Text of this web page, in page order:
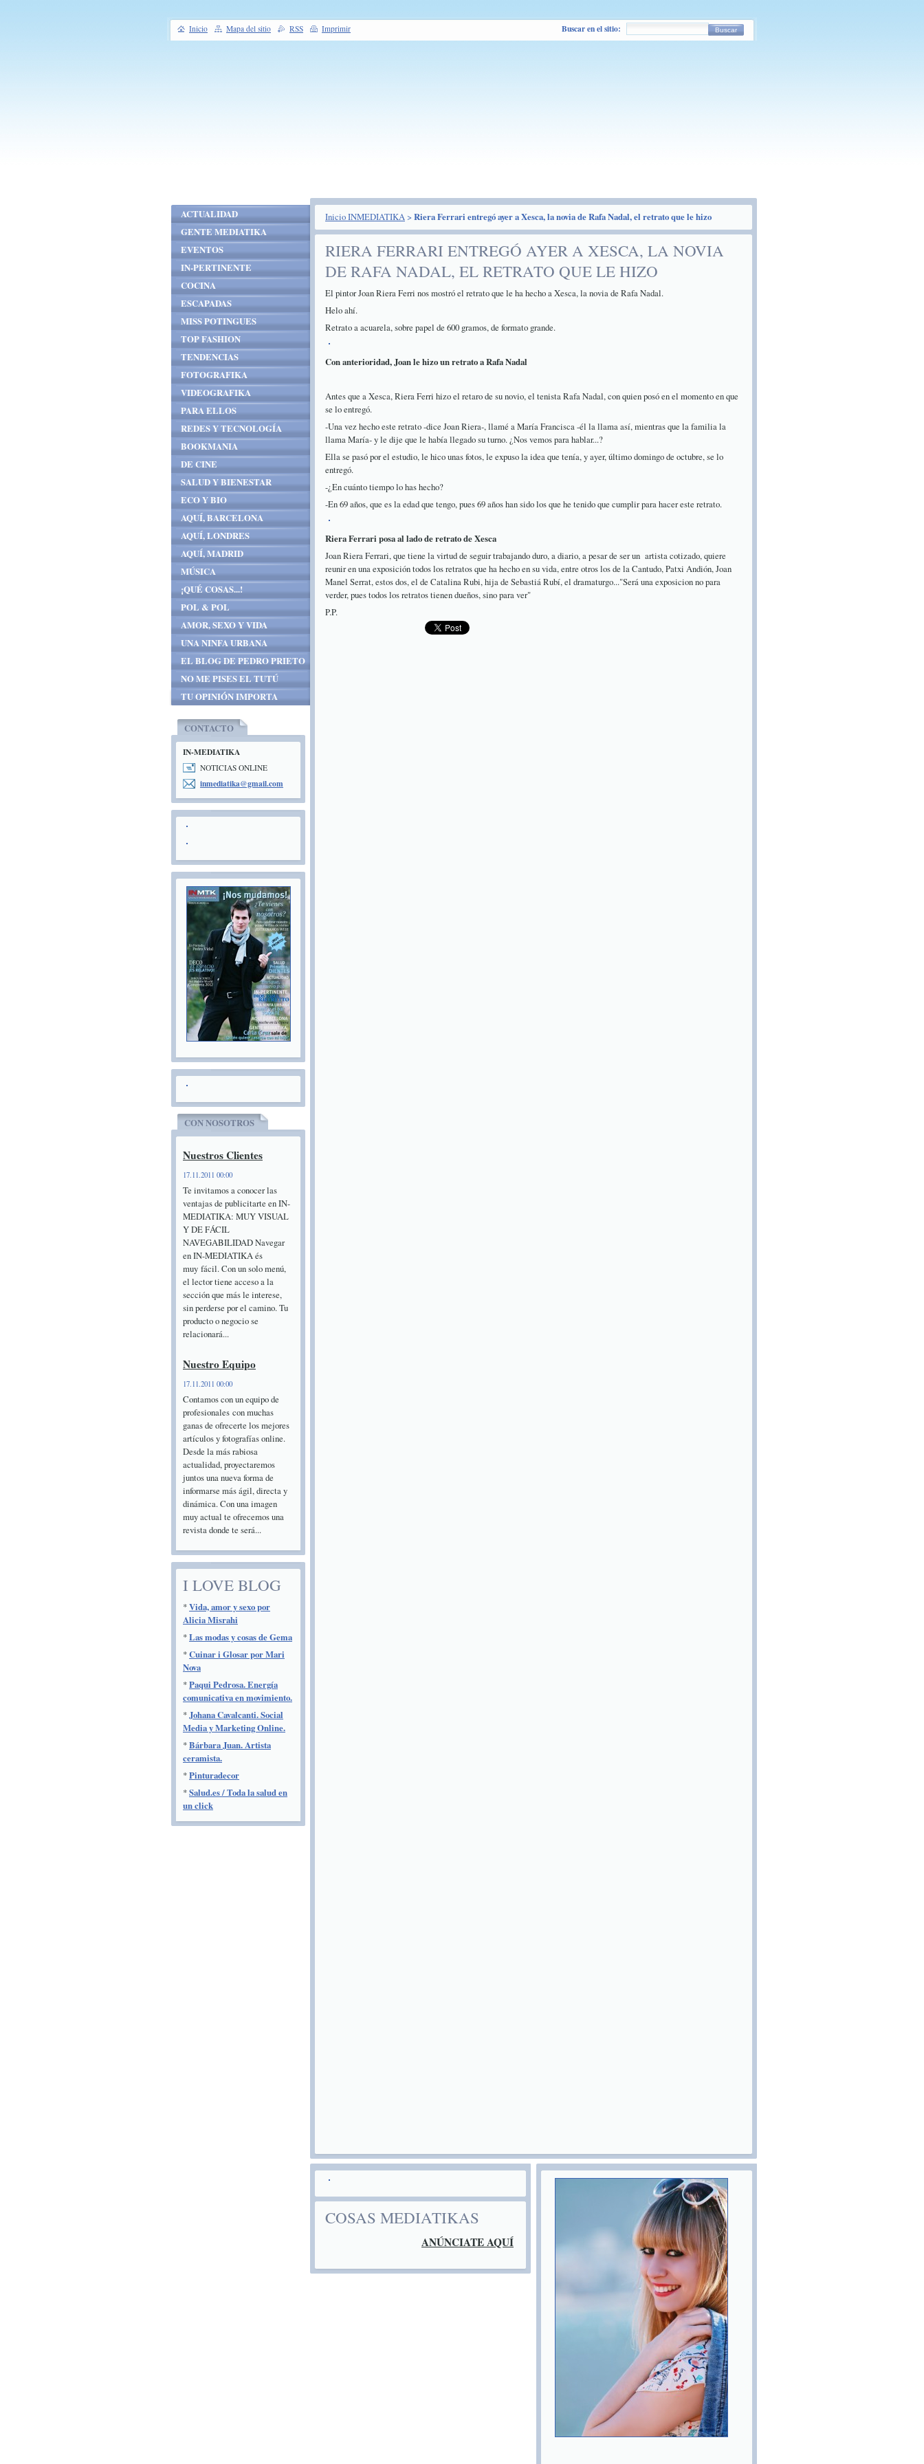
Inicio INMEDIATIKA> Riera Ferrari entregó ayer a Xesca, la novia de Rafa Nadal, el retrato que le hizo
RIERA FERRARI ENTREGÓ AYER A XESCA, LA NOVIA
DE RAFA NADAL, EL RETRATO QUE LE HIZO
El pintor Joan Riera Ferri nos mostró el retrato que le ha hecho a Xesca, la novia de Rafa Nadal.
Helo ahí.
Retrato a acuarela, sobre papel de 600 gramos, de formato grande.
Con anterioridad, Joan le hizo un retrato a Rafa Nadal
Antes que a Xesca, Riera Ferri hizo el retaro de su novio, el tenista Rafa Nadal, con quien posó en el momento en que
se lo entregó.
-Una vez hecho este retrato -dice Joan Riera-, llamé a María Francisca -él la llama así, mientras que la familia la
llama María- y le dije que le había llegado su turno. ¿Nos vemos para hablar...?
Ella se pasó por el estudio, le hico unas fotos, le expuso la idea que tenía, y ayer, último domingo de octubre, se lo
entregó.
-¿En cuánto tiempo lo has hecho?
-En 69 años, que es la edad que tengo, pues 69 años han sido los que he tenido que cumplir para hacer este retrato.
Riera Ferrari posa al lado de retrato de Xesca
Joan Riera Ferrari, que tiene la virtud de seguir trabajando duro, a diario, a pesar de ser un artista cotizado, quiere
reunir en una exposición todos los retratos que ha hecho en su vida, entre otros los de la Cantudo, Patxi Andión, Joan
Manel Serrat, estos dos, el de Catalina Rubi, hija de Sebastiá Rubí, el dramaturgo..."Será una exposicion no para
verder, pues todos los retratos tienen dueños, sino para ver"
P.P.
COSAS MEDIATIKAS
ANÚNCIATE AQUÍ
ACTUALIDAD
GENTE MEDIATIKA
EVENTOS
IN-PERTINENTE
COCINA
ESCAPADAS
MISS POTINGUES
TOP FASHION
TENDENCIAS
FOTOGRAFIKA
VIDEOGRAFIKA
PARA ELLOS
REDES Y TECNOLOGÍA
BOOKMANIA
DE CINE
SALUD Y BIENESTAR
ECO Y BIO
AQUÍ, BARCELONA
AQUÍ, LONDRES
AQUÍ, MADRID
MÚSICA
¡QUÉ COSAS...!
POL & POL
AMOR, SEXO Y VIDA
UNA NINFA URBANA
EL BLOG DE PEDRO PRIETO
NO ME PISES EL TUTÚ
TU OPINIÓN IMPORTA
CONTACTO
IN-MEDIATIKA
NOTICIAS ONLINE
inmediatika@gmail.com
CON NOSOTROS
Nuestros Clientes
17.11.2011 00:00
Te invitamos a conocer las
ventajas de publicitarte en IN-
MEDIATIKA: MUY VISUAL
Y DE FÁCIL
NAVEGABILIDAD Navegar
en IN-MEDIATIKA és
muy fácil. Con un solo menú,
el lector tiene acceso a la
sección que más le interese,
sin perderse por el camino. Tu
producto o negocio se
relacionará...
Nuestro Equipo
17.11.2011 00:00
Contamos con un equipo de
profesionales con muchas
ganas de ofrecerte los mejores
artículos y fotografías online.
Desde la más rabiosa
actualidad, proyectaremos
juntos una nueva forma de
informarse más ágil, directa y
dinámica. Con una imagen
muy actual te ofrecemos una
revista donde te será...
I LOVE BLOG
*Vida, amor y sexo por
Alicia Misrahi
*Las modas y cosas de Gema
*Cuinar i Glosar por Mari
Nova
*Paqui Pedrosa. Energía
comunicativa en movimiento.
*Johana Cavalcanti. Social
Media y Marketing Online.
*Bárbara Juan. Artista
ceramista.
*Pinturadecor
*Salud.es / Toda la salud en
un click
Inicio Mapa del sitio RSS Imprimir Buscar en el sitio: Buscar